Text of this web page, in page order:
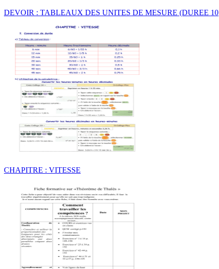
DEVOIR : TABLEAUX DES UNITES DE MESURE (DUREE 10
CHAPITRE : VITESSE